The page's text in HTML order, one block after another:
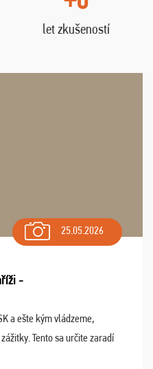
let zkušeností
25.05.2026
-
a ešte kým vládzeme,
Tento sa určite zaradí